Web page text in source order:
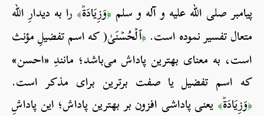
پیامبر صلی الله علیه و آله و سلم ﴿وَزِيَادَةٞ﴾ را به دیدارِ الله
متعال تفسیر نموده است. ﴿ٱلۡحُسۡنَىٰ( که اسم تفضیلِ مؤنث
است، به معنای بهترین پاداش می‌باشد؛ مانندِ «احسن»
که اسم تفضیل یا صفت برترین برای مذکر است.
﴿وَزِيَادَةٞ﴾ یعنی پاداشی افزون بر بهترین پاداش؛ این پاداشِ